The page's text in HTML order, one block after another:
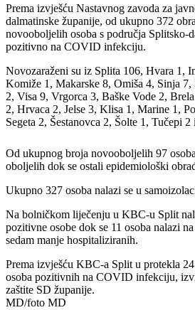
Prema izvješću Nastavnog zavoda za
dalmatinske županije, od ukupno 372
novooboljelih osoba s područja Splitsko-
pozitivno na COVID infekciju.
Novozaraženi su iz Splita 106, Hvara 1,
Komiže 1, Makarske 8, Omiša 4, Sinja
2, Visa 9, Vrgorca 3, Baške Vode 2,
2, Hrvaca 2, Jelse 3, Klisa 1, Marine 1,
Segeta 2, Šestanovca 2, Šolte 1, Tučepi
Od ukupnog broja novooboljelih 97
oboljelih dok se ostali epidemiološki
Ukupno 327 osoba nalazi se u
Na bolničkom liječenju u KBC-u Split
pozitivne osobe dok se 11 osoba nalazi
sedam manje hospitaliziranih.
Prema izvješću KBC-a Split u protekla
osoba pozitivnih na COVID infekciju,
zaštite SD županije.
MD/foto MD